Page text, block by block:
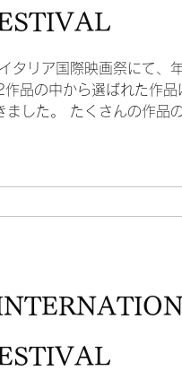
リア国際映画祭にて、
品の中から選ばれた作品
ました。 たくさんの作品